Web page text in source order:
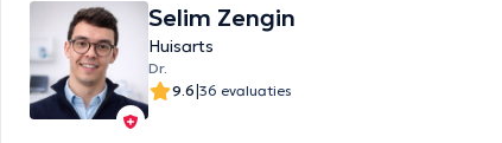
Selim Zengin
Huisarts
Dr.
9.6|36 evaluaties